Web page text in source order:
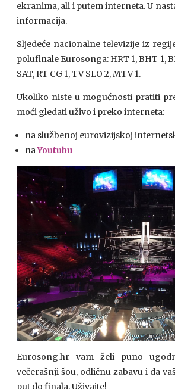
ekranima, ali i putem interneta. U
informacija.
Sljedeće nacionalne televizije iz
polufinale Eurosonga: HRT 1, BHT 1,
SAT, RT CG 1, TV SLO 2, MTV 1.
Ukoliko niste u mogućnosti pratiti
moći gledati uživo i preko interneta:
na službenoj eurovizijskoj
naYoutubu
Eurosong.hr vam želi puno
večerašnji šou, odličnu zabavu i da
put do finala. Uživajte!